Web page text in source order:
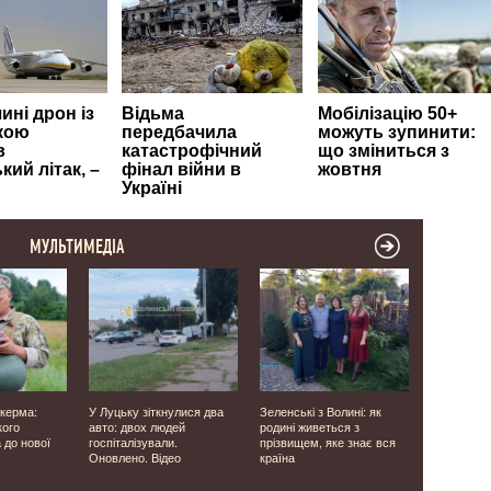
МУЛЬТИМЕДІА
нової
У Луцьку зіткнулися два
авто: двох людей
госпіталізували.
Оновлено. Відео
Зеленські з Волині: як
родині живеться з
прізвищем, яке знає вся
країна